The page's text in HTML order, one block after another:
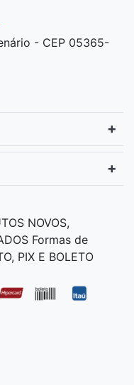
- CEP 05365-
NOVOS,
Formas de
PIX E BOLETO